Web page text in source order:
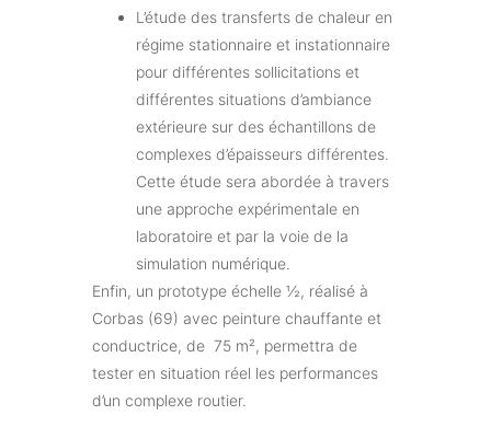
L’étude des transferts de chaleur en
régime stationnaire et instationnaire
pour différentes sollicitations et
différentes situations d’ambiance
extérieure sur des échantillons de
complexes d’épaisseurs différentes.
Cette étude sera abordée à travers
une approche expérimentale en
laboratoire et par la voie de la
simulation numérique.
Enfin, un prototype échelle ½, réalisé à
Corbas (69) avec peinture chauffante et
conductrice, de 75 m², permettra de
tester en situation réel les performances
d’un complexe routier.